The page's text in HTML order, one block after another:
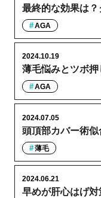
最終的な効果は
AGA
薄毛悩みとツボ
2024.10.19
AGA
頭頂部カバー術
2024.07.05
薄毛
早めが肝心はげ
2024.06.21